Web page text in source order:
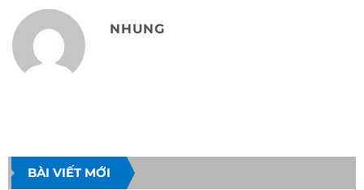
NHUNG
BÀI VIẾT MỚI